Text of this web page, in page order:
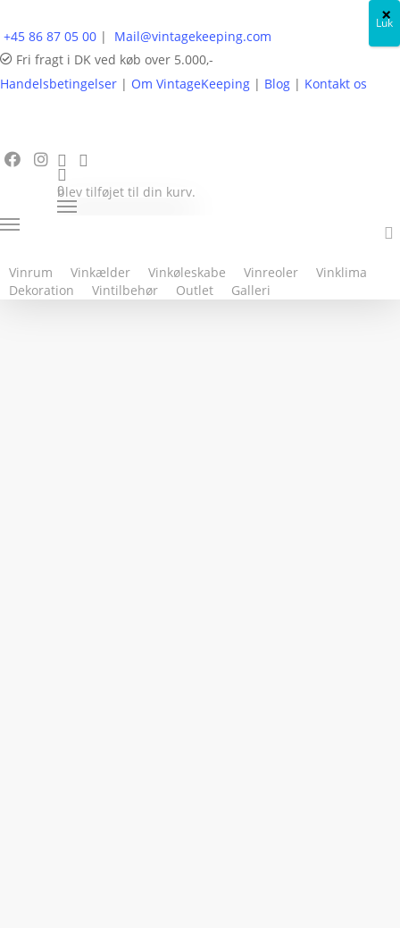
+45 86 87 05 00 |
Mail@vintagekeeping.com
Fri fragt i DK ved køb over 5.000,-
Handelsbetingelser | Om VintageKeeping | Blog | Kontakt os
0
blev tilføjet til din kurv.
Vinrum Vinkælder Vinkøleskabe Vinreoler
Vinklima
Dekoration
Vintilbehør Outlet Galleri
1672 vinkøleskab, 34 flasker, 2-zoner
×
Luk